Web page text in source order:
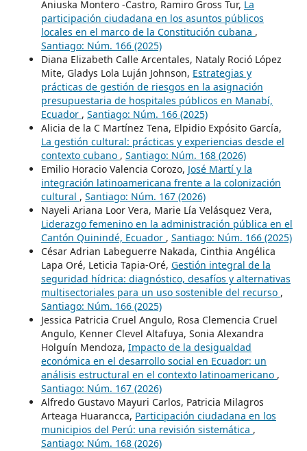
Aniuska Montero -Castro, Ramiro Gross Tur, La
participación ciudadana en los asuntos públicos
locales en el marco de la Constitución cubana ,
Santiago: Núm. 166 (2025)
Diana Elizabeth Calle Arcentales, Nataly Roció López
Mite, Gladys Lola Luján Johnson, Estrategias y
prácticas de gestión de riesgos en la asignación
presupuestaria de hospitales públicos en Manabí,
Ecuador , Santiago: Núm. 166 (2025)
Alicia de la C Martínez Tena, Elpidio Expósito García,
La gestión cultural: prácticas y experiencias desde el
contexto cubano , Santiago: Núm. 168 (2026)
Emilio Horacio Valencia Corozo, José Martí y la
integración latinoamericana frente a la colonización
cultural , Santiago: Núm. 167 (2026)
Nayeli Ariana Loor Vera, Marie Lía Velásquez Vera,
Liderazgo femenino en la administración pública en el
Cantón Quinindé, Ecuador , Santiago: Núm. 166 (2025)
César Adrian Labeguerre Nakada, Cinthia Angélica
Lapa Oré, Leticia Tapia-Oré, Gestión integral de la
seguridad hídrica: diagnóstico, desafíos y alternativas
multisectoriales para un uso sostenible del recurso ,
Santiago: Núm. 166 (2025)
Jessica Patricia Cruel Angulo, Rosa Clemencia Cruel
Angulo, Kenner Clevel Altafuya, Sonia Alexandra
Holguín Mendoza, Impacto de la desigualdad
económica en el desarrollo social en Ecuador: un
análisis estructural en el contexto latinoamericano ,
Santiago: Núm. 167 (2026)
Alfredo Gustavo Mayuri Carlos, Patricia Milagros
Arteaga Huarancca, Participación ciudadana en los
municipios del Perú: una revisión sistemática ,
Santiago: Núm. 168 (2026)